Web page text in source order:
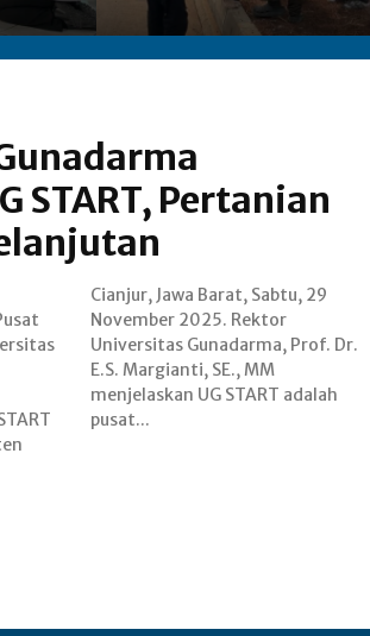
START, Pertanian
Dr.
pusat...